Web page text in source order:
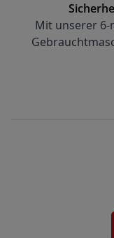
Mit unserer